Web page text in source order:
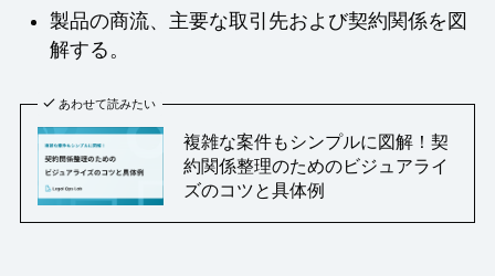
製品の商流、主要な取引先および契約関係を図
解する。
あわせて読みたい
複雑な案件もシンプルに図解！契
約関係整理のためのビジュアライ
ズのコツと具体例